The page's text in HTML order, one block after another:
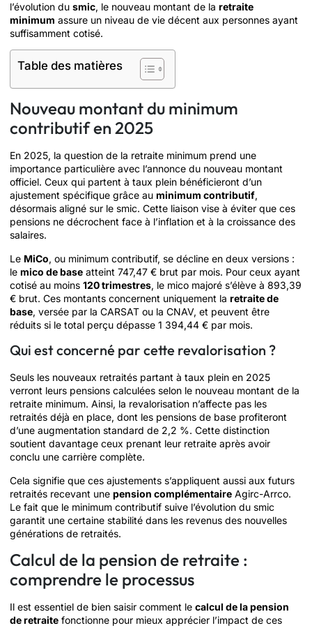
l’évolution du smic, le nouveau montant de la retraite
minimum assure un niveau de vie décent aux personnes ayant
suffisamment cotisé.
Table des matières
Nouveau montant du minimum
contributif en 2025
En 2025, la question de la retraite minimum prend une
importance particulière avec l’annonce du nouveau montant
officiel. Ceux qui partent à taux plein bénéficieront d’un
ajustement spécifique grâce au minimum contributif,
désormais aligné sur le smic. Cette liaison vise à éviter que ces
pensions ne décrochent face à l’inflation et à la croissance des
salaires.
Le MiCo, ou minimum contributif, se décline en deux versions :
le mico de base atteint 747,47 € brut par mois. Pour ceux ayant
cotisé au moins 120 trimestres, le mico majoré s’élève à 893,39
€ brut. Ces montants concernent uniquement la retraite de
base, versée par la CARSAT ou la CNAV, et peuvent être
réduits si le total perçu dépasse 1 394,44 € par mois.
Qui est concerné par cette revalorisation ?
Seuls les nouveaux retraités partant à taux plein en 2025
verront leurs pensions calculées selon le nouveau montant de la
retraite minimum. Ainsi, la revalorisation n’affecte pas les
retraités déjà en place, dont les pensions de base profiteront
d’une augmentation standard de 2,2 %. Cette distinction
soutient davantage ceux prenant leur retraite après avoir
conclu une carrière complète.
Cela signifie que ces ajustements s’appliquent aussi aux futurs
retraités recevant une pension complémentaire Agirc-Arrco.
Le fait que le minimum contributif suive l’évolution du smic
garantit une certaine stabilité dans les revenus des nouvelles
générations de retraités.
Calcul de la pension de retraite :
comprendre le processus
Il est essentiel de bien saisir comment le calcul de la pension
de retraite fonctionne pour mieux apprécier l’impact de ces